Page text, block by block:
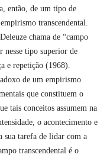
então, de um tipo de
transcendental.
chama de “campo
nesse tipo superior de
e repetição (1968).
de um empirismo
que constituem o
tais conceitos assumem na
o acontecimento e
sua tarefa de lidar com a
transcendental é o